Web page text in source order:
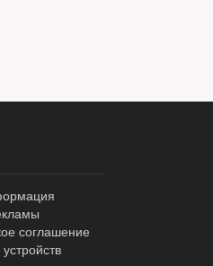
соглашение